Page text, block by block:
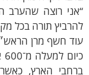
רוצה שהערב
תורה בכל מקום
חשף מרן הראש״ל
הארץ, כאשר